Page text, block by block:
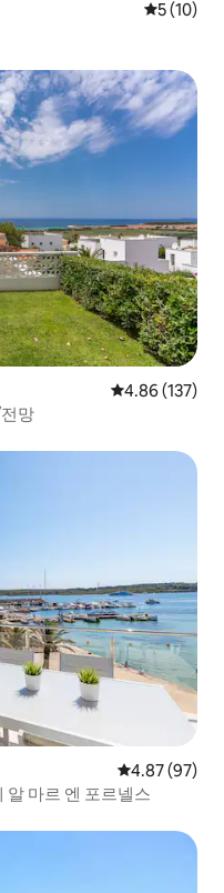
평점 5점
5 (10)
평점 4.86점(5
4.86 (137)
망
평점 4.87점(5
4.87 (97)
알 마르 엔 포르넬스